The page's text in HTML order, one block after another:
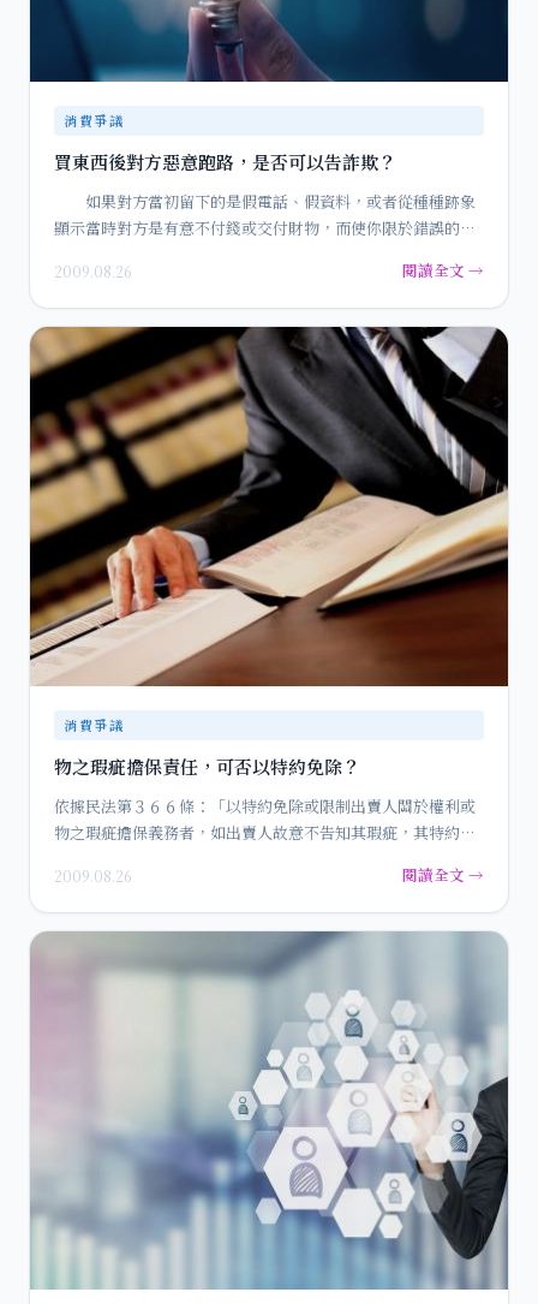
消費爭議
買東西後對方惡意跑路，是否可以告詐欺？
如果對方當初留下的是假電話、假資料，或者從種種跡象
顯示當時對方是有意不付錢或交付財物，而使你限於錯誤的情
2009.08.26 閱讀全文 →
消費爭議
物之瑕疵擔保責任，可否以特約免除？
依據民法第３６６條：「以特約免除或限制出賣人關於權利或
物之瑕疵擔保義務者，如出賣人故意不告知其瑕疵，其特約為
2009.08.26 閱讀全文 →